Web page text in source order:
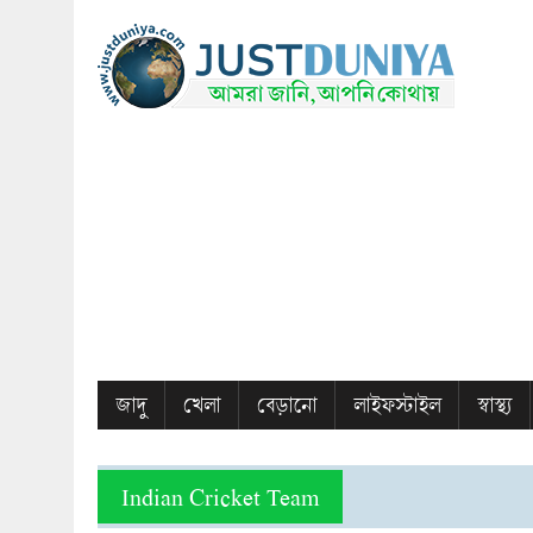
জাদু খেলা বেড়ানো লাইফস্টাইল স্বাস্থ্য
Indian Cricket Team